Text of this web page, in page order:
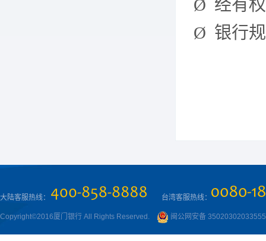
Ø 经有
Ø 银行
大陆客服热线： 台湾客服热线：
Copyright©2016厦门银行 All Rights Reserved. 闽公网安备